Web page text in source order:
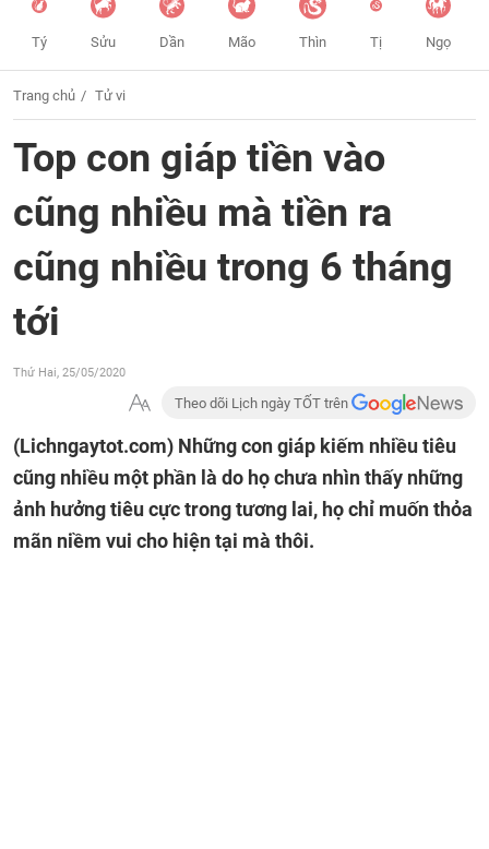
Tý Sửu Dần Mão Thìn Tị Ngọ
Trang chủ Tử vi
Top con giáp tiền vào
cũng nhiều mà tiền ra
cũng nhiều trong 6 tháng
tới
Thứ Hai, 25/05/2020
Theo dõi Lịch ngày TỐT trên
(Lichngaytot.com) Những con giáp kiếm nhiều tiêu
cũng nhiều một phần là do họ chưa nhìn thấy những
ảnh hưởng tiêu cực trong tương lai, họ chỉ muốn thỏa
mãn niềm vui cho hiện tại mà thôi.